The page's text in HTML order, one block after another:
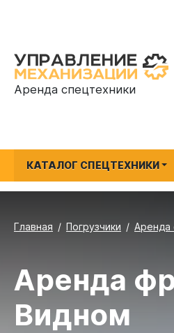
Аренда спецтехники
КАТАЛОГ СПЕЦТЕХНИКИ
Главная Погрузчики Аренда
Аренда
Видном